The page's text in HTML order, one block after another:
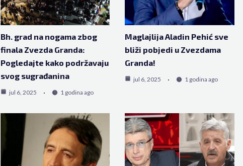
Bh. grad na nogama zbog
finala Zvezda Granda:
Pogledajte kako podržavaju
svog sugrađanina
jul 6, 2025 1 godina ago
Maglajlija Aladin Pehić sve
bliži pobjedi u Zvezdama
Granda!
jul 6, 2025 1 godina ago